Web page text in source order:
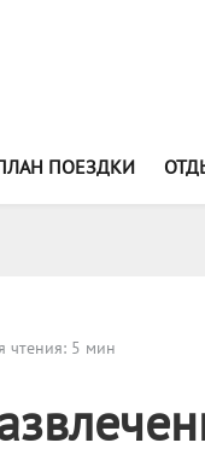
ПОЕЗДКИ
чтения: 5 мин